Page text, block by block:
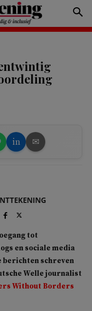
in ✉
tot
en sociale media
berichten schreven
Welle journalist
Without Borders